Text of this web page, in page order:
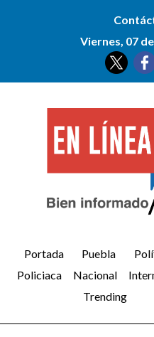
Viernes, 07
Portada Puebla
Policiaca
Nacional
Trending